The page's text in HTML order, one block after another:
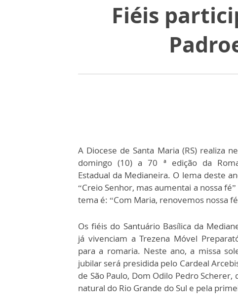
Fiéis
A Diocese de Santa Maria (RS) realiza
domingo (10) a 70 ª edição da
Estadual da Medianeira. O lema deste
“Creio Senhor, mas aumentai a nossa fé”
tema é: “Com Maria, renovemos nossa
Os fiéis do Santuário Basílica da
já vivenciam a Trezena Móvel
para a romaria. Neste ano, a missa
jubilar será presidida pelo Cardeal
de São Paulo, Dom Odilo Pedro Scherer,
natural do Rio Grande do Sul e pela